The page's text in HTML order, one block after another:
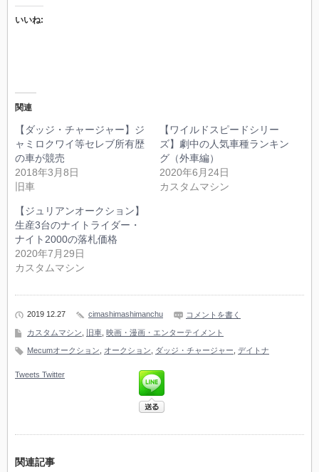
いいね:
関連
【ダッジ・チャージャー】ジ
ャミロクワイ等セレブ所有歴
の車が競売
2018年3月8日
旧車
【ワイルドスピードシリー
ズ】劇中の人気車種ランキン
グ（外車編）
2020年6月24日
カスタムマシン
【ジュリアンオークション】
生産3台のナイトライダー・
ナイト2000の落札価格
2020年7月29日
カスタムマシン
2019 12.27 cimashimashimanchu コメントを書く
カスタムマシン 旧車 映画・漫画・エンターテイメント
Mecumオークション オークション ダッジ・チャージャー デイトナ
Tweets Twitter
関連記事